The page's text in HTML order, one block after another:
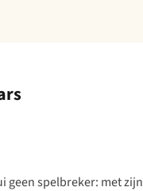
geen spelbreker: met zijn